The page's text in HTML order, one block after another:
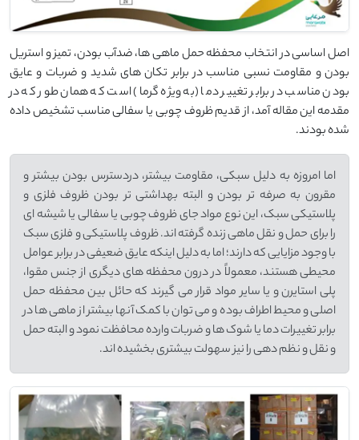
اصل اساسی در انتخاب محفظه حمل ماهی ها، ضدآب بودن، تمیز و استریل
بودن و مقاومت نسبی مناسب در برابر تکان های شدید و ضربات و عایق
بودن مناسب در برابر تغییر دما (به ویژه گرما) است که همان طور که در
مقدمه این مقاله آمد، از قدیم ظروف چوبی یا سفالی مناسب تشخیص داده
شده بودند.
اما امروزه به دلیل سبکی، مقاومت بیشتر، دردسترس بودن بیشتر و
مقرون به صرفه تر بودن و البته بهداشتی تر بودن ظروف فلزی و
پلاستیکی سبک، این نوع مواد جای ظروف چوبی یا سفالی یا شیشه ای
را برای حمل و نقل ماهی زنده گرفته اند. ظروف پلاستیکی و فلزی سبک
با وجود مزایایی که دارند؛ اما به دلیل اینکه عایق ضعیفی در برابر عوامل
محیطی هستند، معمولاً در درون محفظه های دیگری از جنس مقوا،
پلی استایرن و یا سایر مواد قرار می گیرند که حائل بین محفظه حمل
اصلی و محیط اطراف بوده و می توان با کمک آنها بیشتر از ماهی ها در
برابر تغییرات دما یا شوک ها و ضربات وارده محافظت نمود و البته حمل
و نقل و نظم دهی را نیز سهولت بیشتری بخشیده اند.